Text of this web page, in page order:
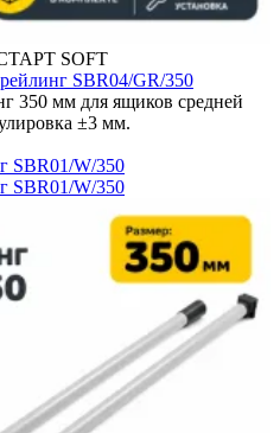
SOFT
SBR04/GR/350
350 мм для ящиков средней
±3 мм.
SBR01/W/350
SBR01/W/350